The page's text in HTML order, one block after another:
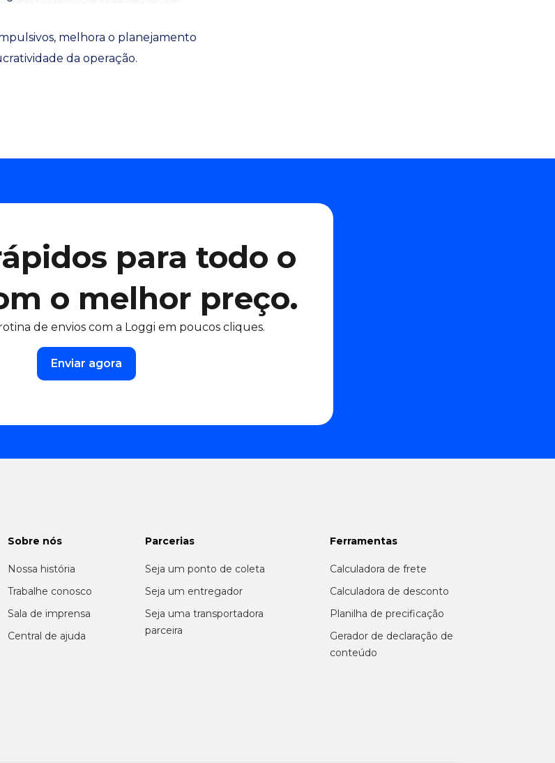
melhora o planejamento
da operação.
para todo o
o melhor preço.
de envios com a Loggi em poucos cliques.
Enviar agora
Sobre nós
Nossa história
Trabalhe conosco
Sala de imprensa
Central de ajuda
Parcerias
Seja um ponto de coleta
Seja um entregador
Seja uma transportadora
parceira
Ferramentas
Calculadora de frete
Calculadora de desconto
Planilha de precificação
Gerador de declaração de
conteúdo